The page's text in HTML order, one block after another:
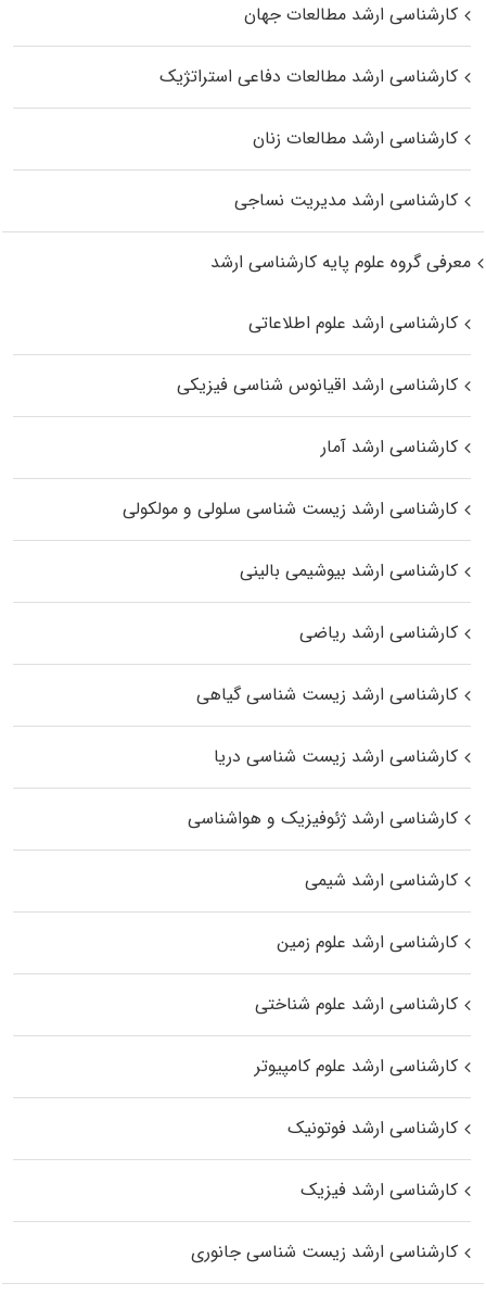
کارشناسی ارشد مطالعات جهان
کارشناسی ارشد مطالعات دفاعی استراتژیک
کارشناسی ارشد مطالعات زنان
کارشناسی ارشد مدیریت نساجی
معرفی گروه علوم پایه کارشناسی ارشد
کارشناسی ارشد علوم اطلاعاتی
کارشناسی ارشد اقیانوس‌ شناسی فیزیکی
کارشناسی ارشد آمار
کارشناسی ارشد زیست شناسی سلولی و مولکولی
کارشناسی ارشد بیوشیمی بالینی
کارشناسی ارشد ریاضی
کارشناسی ارشد زیست‌ شناسی گیاهی
کارشناسی ارشد زیست‌ شناسی دریا
کارشناسی ارشد ژئوفیزیک و هواشناسی
کارشناسی ارشد شیمی
کارشناسی ارشد علوم زمین
کارشناسی ارشد علوم شناختی
کارشناسی ارشد علوم کامپیوتر
کارشناسی ارشد فوتونیک
کارشناسی ارشد فیزیک
کارشناسی ارشد زیست‌ شناسی جانوری